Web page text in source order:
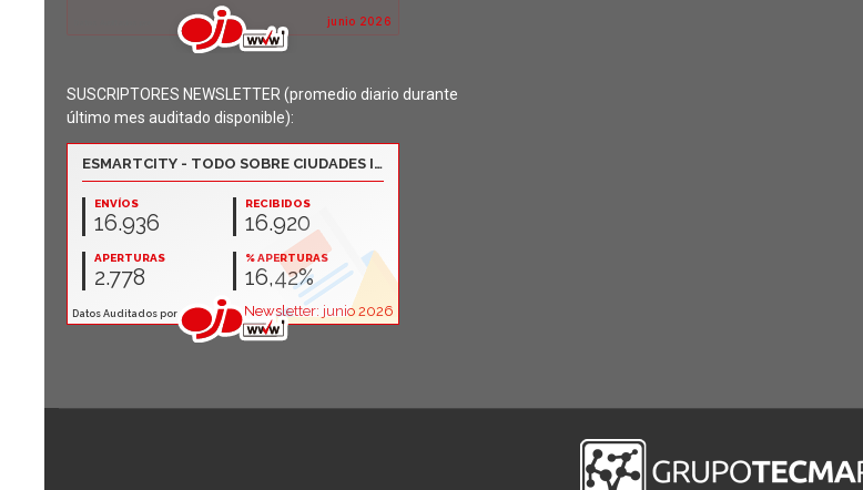
SUSCRIPTORES NEWSLETTER (promedio diario durante
último mes auditado disponible):